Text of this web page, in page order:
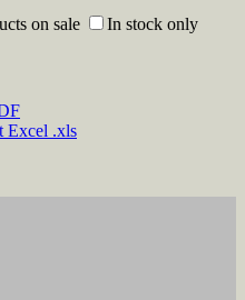
on sale In stock only
Excel .xls